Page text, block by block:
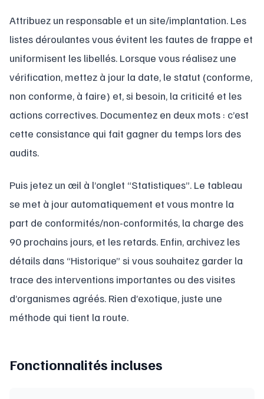
Attribuez un responsable et un site/implantation. Les
listes déroulantes vous évitent les fautes de frappe et
uniformisent les libellés. Lorsque vous réalisez une
vérification, mettez à jour la date, le statut (conforme,
non conforme, à faire) et, si besoin, la criticité et les
actions correctives. Documentez en deux mots : c’est
cette consistance qui fait gagner du temps lors des
audits.
Puis jetez un œil à l’onglet “Statistiques”. Le tableau
se met à jour automatiquement et vous montre la
part de conformités/non-conformités, la charge des
90 prochains jours, et les retards. Enfin, archivez les
détails dans “Historique” si vous souhaitez garder la
trace des interventions importantes ou des visites
d’organismes agréés. Rien d’exotique, juste une
méthode qui tient la route.
Fonctionnalités incluses